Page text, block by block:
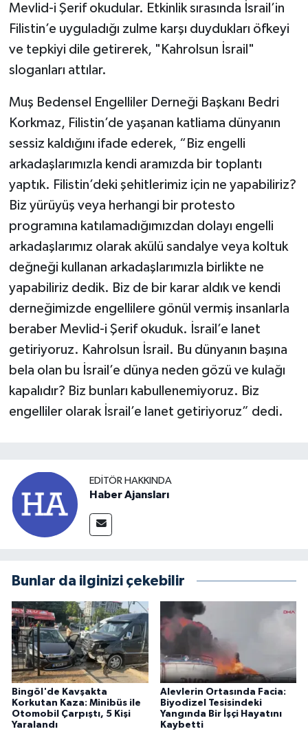
Mevlid-i Şerif okudular. Etkinlik sırasında İsrail’in
Filistin’e uyguladığı zulme karşı duydukları öfkeyi
ve tepkiyi dile getirerek, "Kahrolsun İsrail"
sloganları attılar.
Muş Bedensel Engelliler Derneği Başkanı Bedri
Korkmaz, Filistin’de yaşanan katliama dünyanın
sessiz kaldığını ifade ederek, “Biz engelli
arkadaşlarımızla kendi aramızda bir toplantı
yaptık. Filistin’deki şehitlerimiz için ne yapabiliriz?
Biz yürüyüş veya herhangi bir protesto
programına katılamadığımızdan dolayı engelli
arkadaşlarımız olarak akülü sandalye veya koltuk
değneği kullanan arkadaşlarımızla birlikte ne
yapabiliriz dedik. Biz de bir karar aldık ve kendi
derneğimizde engellilere gönül vermiş insanlarla
beraber Mevlid-i Şerif okuduk. İsrail’e lanet
getiriyoruz. Kahrolsun İsrail. Bu dünyanın başına
bela olan bu İsrail’e dünya neden gözü ve kulağı
kapalıdır? Biz bunları kabullenemiyoruz. Biz
engelliler olarak İsrail’e lanet getiriyoruz” dedi.
EDITÖR HAKKINDA
Haber Ajansları
Bunlar da ilginizi çekebilir
Bingöl'de Kavşakta
Korkutan Kaza: Minibüs ile
Otomobil Çarpıştı, 5 Kişi
Yaralandı
Alevlerin Ortasında Facia:
Biyodizel Tesisindeki
Yangında Bir İşçi Hayatını
Kaybetti